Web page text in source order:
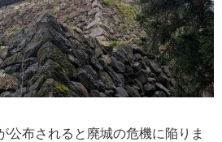
公布されると廃城の危機に陥りま